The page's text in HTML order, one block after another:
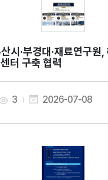
터 구축 협력
3 2026-07-08